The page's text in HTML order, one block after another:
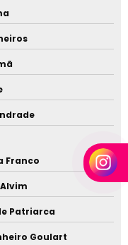
Franco
Patriarca
Goulart